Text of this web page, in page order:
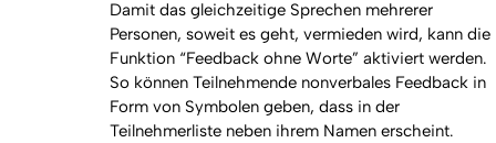
Damit das gleichzeitige Sprechen mehrerer
Personen, soweit es geht, vermieden wird, kann die
Funktion “Feedback ohne Worte” aktiviert werden.
So können Teilnehmende nonverbales Feedback in
Form von Symbolen geben, dass in der
Teilnehmerliste neben ihrem Namen erscheint.